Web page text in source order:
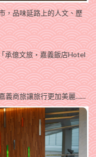
，品味延路上的人文、歷
承億文旅‧嘉義飯店Hotel
義商旅讓旅行更加美麗……